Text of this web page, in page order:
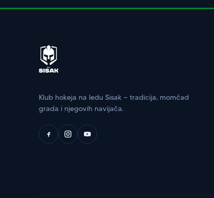
Klub hokeja na ledu Sisak — tradicija, momčad
grada i njegovih navijača.